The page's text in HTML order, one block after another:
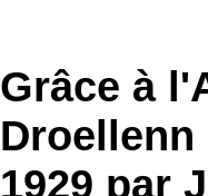
Grâce à
1929 par